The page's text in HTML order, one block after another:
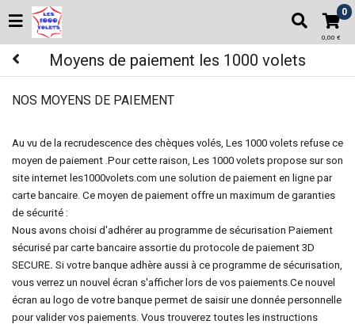
0
0,00 €
Moyens de paiement les 1000 volets
NOS MOYENS DE PAIEMENT
Au vu de la recrudescence des chèques volés, Les 1000 volets refuse ce
moyen de paiement .Pour cette raison, Les 1000 volets propose sur son
site internet les1000volets.com une solution de paiement en ligne par
carte bancaire. Ce moyen de paiement offre un maximum de garanties
de sécurité :
Nous avons choisi d'adhérer au programme de sécurisation Paiement
sécurisé par carte bancaire assortie du protocole de paiement 3D
SECURE. Si votre banque adhère aussi à ce programme de sécurisation,
vous verrez un nouvel écran s'afficher lors de vos paiements.Ce nouvel
écran au logo de votre banque permet de saisir une donnée personnelle
pour valider vos paiements. Vous trouverez toutes les instructions